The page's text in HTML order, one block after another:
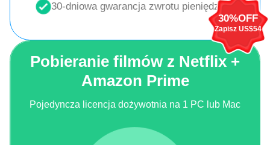
30-dniowa gwarancja zwrotu pieniędzy
30%OFF
Zapisz US$54
Pobieranie filmów z Netflix +
Amazon Prime
Pojedyncza licencja dożywotnia na 1 PC lub Mac